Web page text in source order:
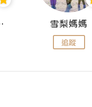
雪梨媽媽
追蹤